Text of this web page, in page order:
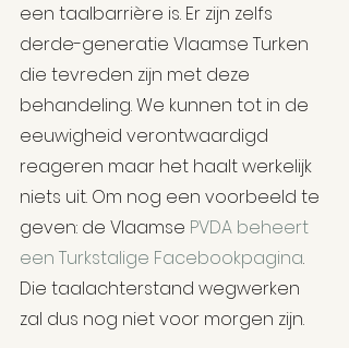
een taalbarrière is. Er zijn zelfs
derde-generatie Vlaamse Turken
die tevreden zijn met deze
behandeling. We kunnen tot in de
eeuwigheid verontwaardigd
reageren maar het haalt werkelijk
niets uit. Om nog een voorbeeld te
geven: de Vlaamse PVDA beheert
een Turkstalige Facebookpagina.
Die taalachterstand wegwerken
zal dus nog niet voor morgen zijn.